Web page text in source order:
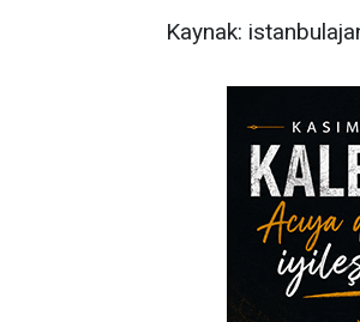
Kaynak: